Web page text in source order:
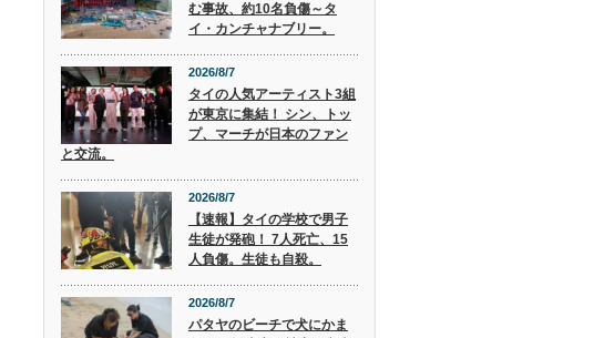
む事故、約10名負傷～タ
イ・カンチャナブリー。
2026/8/7
タイの人気アーティスト3組
が東京に集結！ シン、トッ
プ、マーチが日本のファン
と交流。
2026/8/7
【速報】タイの学校で男子
生徒が発砲！ 7人死亡、15
人負傷。生徒も自殺。
2026/8/7
パタヤのビーチで犬にかま